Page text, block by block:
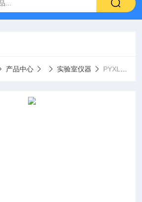
产品中心 实验室仪器 PYXL-2000便携式有效氯测定仪PYXL-2000